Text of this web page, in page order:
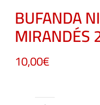
BUFANDA
10,00€